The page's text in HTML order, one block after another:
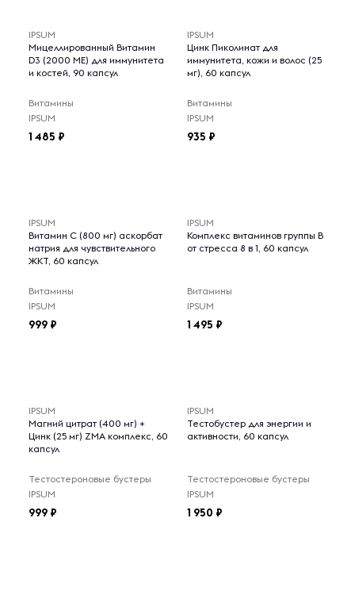
IPSUM
Мицеллированный Витамин
D3 (2000 МЕ) для иммунитета
и костей, 90 капсул
Витамины
IPSUM
1 485
IPSUM
Цинк Пиколинат для
иммунитета, кожи и волос (25
мг), 60 капсул
Витамины
IPSUM
935
IPSUM
Витамин С (800 мг) аскорбат
натрия для чувствительного
ЖКТ, 60 капсул
Витамины
IPSUM
999
IPSUM
Комплекс витаминов группы B
от стресса 8 в 1, 60 капсул
Витамины
IPSUM
1 495
IPSUM
Магний цитрат (400 мг) +
Цинк (25 мг) ZMA комплекс, 60
капсул
Тестостероновые бустеры
IPSUM
999
IPSUM
Тестобустер для энергии и
активности, 60 капсул
Тестостероновые бустеры
IPSUM
1 950